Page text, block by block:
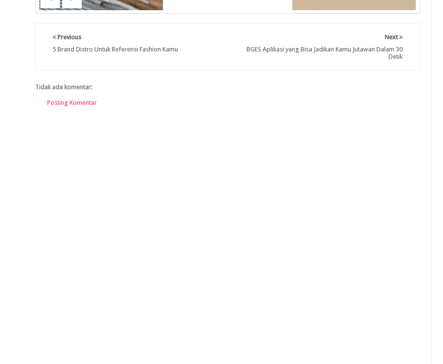
Next
BGES Aplikasi yang Bisa Jadikan Kamu Jutawan Dalam 30
Detik
Previous
5 Brand Distro Untuk Referensi Fashion Kamu
Tidak ada komentar:
Posting Komentar